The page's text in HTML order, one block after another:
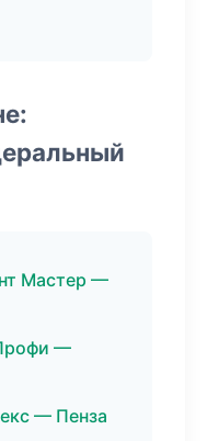
Мастер —
—
— Пенза